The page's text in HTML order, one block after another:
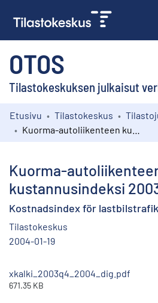
OTOS
Tilastokeskuksen julkaisut
Kokoelmat
Etusivu Tilastokeskus
Kuorma-
kustannusindeksi
Kostnadsindex för
Tilastokeskus
2004-01-19
xkalki_2003q4_2004_dig.pdf
671.35 KB